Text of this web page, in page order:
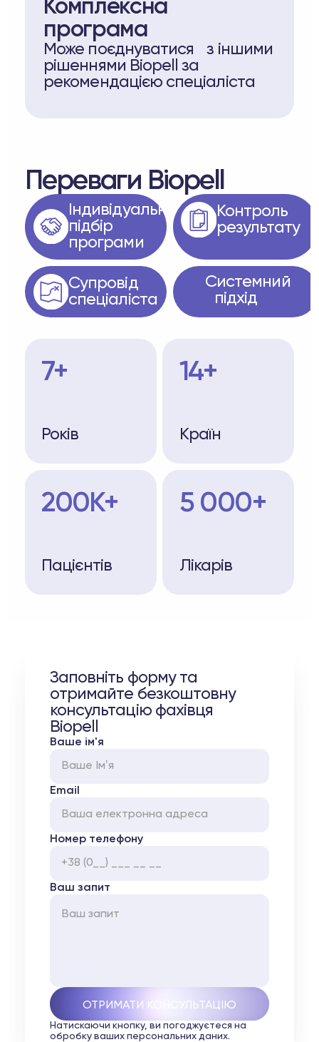
Комплексна
програма
Може поєднуватися з іншими
рішеннями Biopell за
рекомендацією спеціаліста
Переваги Biopell
Індивідуальний
підбір
програми
Контроль
результату
Супровід
спеціаліста
Системний
підхід
7+
Років
14+
Країн
200K+
Пацієнтів
5 000+
Лікарів
Заповніть форму та
отримайте безкоштовну
консультацію фахівця
Biopell
Ваше ім'я
Email
Номер телефону
Ваш запит
Натискаючи кнопку, ви погоджуєтеся на
обробку ваших персональних даних.